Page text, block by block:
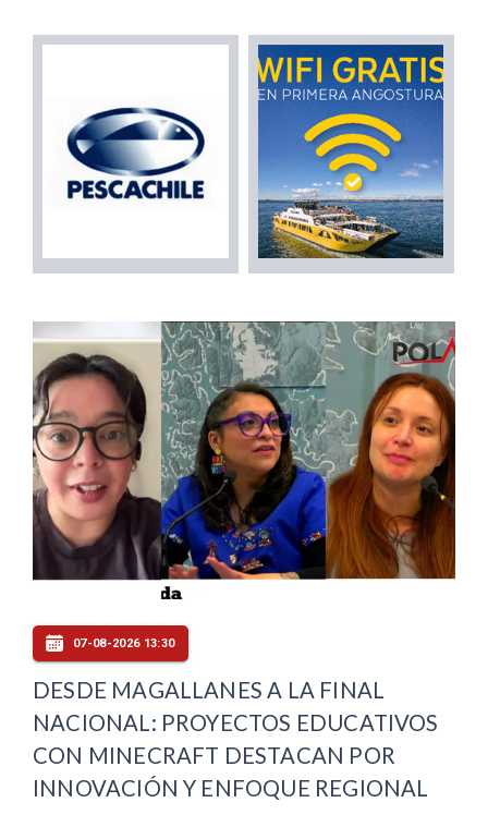
07-08-2026 13:30
DESDE MAGALLANES A LA FINAL
NACIONAL: PROYECTOS EDUCATIVOS
CON MINECRAFT DESTACAN POR
INNOVACIÓN Y ENFOQUE REGIONAL